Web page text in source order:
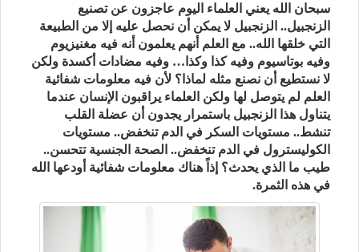
سبحان الله يعني العلماء اليوم عاجزون عن تصنيع
الزنجبيل.. الزنجبيل لا يمكن أن نحصل عليه إلا من الطبيعة
التي خلقها الله.. مع العلم أنهم يعلمون أنه فيه مغنيزيوم
وفيه بوتاسيوم وفيه كذا وكذا… وفيه مضادات أكسدة ولكن
لا نستطيع أن نصنع مثله لماذا؟ لأن فيه معلومات شفائية
العلم لم يتوصل لها ولكن العلماء يراقبون الإنسان عندما
يتناول هذا الزنجبيل باستمرار يجدون أن عضلة القلب
تنشط.. مستويات السكر في الدم تنخفض.. مستويات
الكوليسترول في الدم تنخفض.. الصحة الجنسية تتحسن..
طيب ما الذي يحدث؟ إذاً هناك معلومات شفائية أودعها الله
في هذه الثمرة.